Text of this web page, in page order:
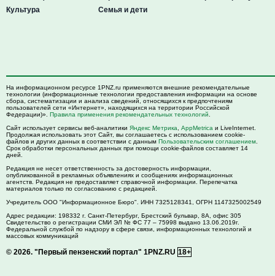
Культура
Семья и дети
На информационном ресурсе 1PNZ.ru применяются внешние рекомендательные
технологии (информационные технологии предоставления информации на основе
сбора, систематизации и анализа сведений, относящихся к предпочтениям
пользователей сети «Интернет», находящихся на территории Российской
Федерации)». Правила применения рекомендательных технологий
Сайт использует сервисы веб-аналитики Яндекс Метрика AppMetrica и LiveInternet.
Продолжая использовать этот Сайт, вы соглашаетесь с использованием cookie-
файлов и других данных в соответствии с данным Пользовательским соглашением
Срок обработки персональных данных при помощи cookie-файлов составляет 14
дней.
Редакция не несет ответственность за достоверность информации,
опубликованной в рекламных объявлениях и сообщениях информационных
агентств. Редакция не предоставляет справочной информации. Перепечатка
материалов только по согласованию с редакцией.
Учредитель ООО "Информационное Бюро". ИНН 7325128341, ОГРН 1147325002549
Адрес редакции: 198332 г. Санкт-Петербург, Брестский бульвар, 8А, офис 305
Свидетельство о регистрации СМИ ЭЛ № ФС 77 – 75998 выдано 13.06.2019г.
Федеральной службой по надзору в сфере связи, информационных технологий и
массовых коммуникаций
© 2026. "Первый пензенский портал" 1PNZ.RU 18+